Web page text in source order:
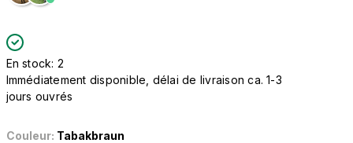
En stock: 2
Immédiatement disponible, délai de livraison ca. 1-3
jours ouvrés
Couleur: Tabakbraun